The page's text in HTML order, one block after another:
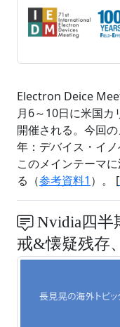
Electron Deice
月6～10日に米国カ
開催される。今回
年：デバイス・イノ
このメインテーマ
る（参考資料1 ）。 [
Nvidia四半
戒&懐疑残存